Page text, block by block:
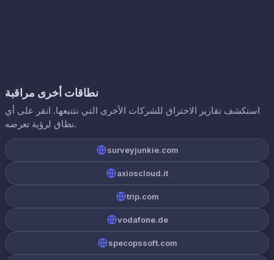
نطاقات أخرى مراقبة
استكشف تقارير الاختراق للشركات الأخرى التي نتتبعها. انقر على أي
نطاق لرؤية تعرضه.
surveyjunkie.com
axioscloud.it
trip.com
vodafone.de
specopssoft.com